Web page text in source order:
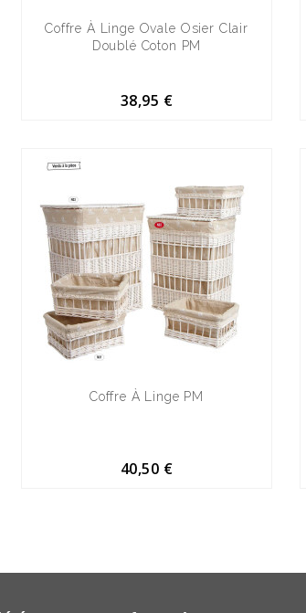
Coffre À Linge Ovale Osier Clair
Doublé Coton PM
38,95 €
Coffre À Linge PM
40,50 €